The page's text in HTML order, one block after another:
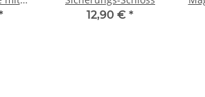
12,90 € *